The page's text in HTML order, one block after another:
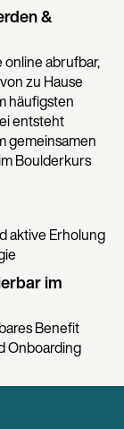
&
abrufbar,
zu Hause
häufigsten
entsteht
gemeinsamen
Boulderkurs
aktive Erholung
im
Benefit
Onboarding